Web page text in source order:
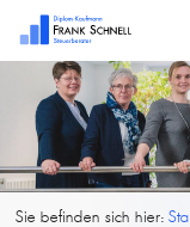
Sie befinden sich hier: